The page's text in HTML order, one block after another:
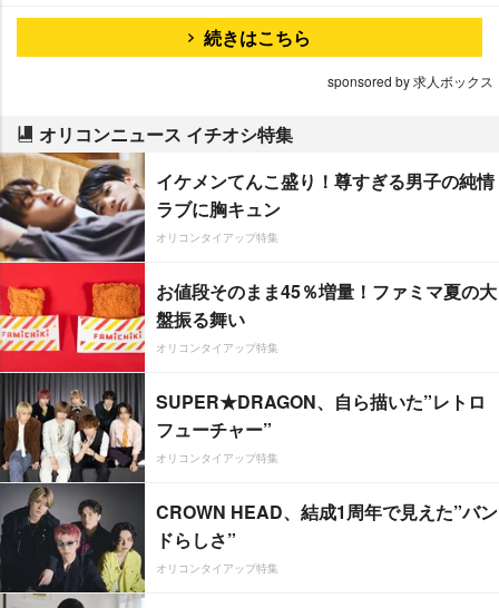
続きはこちら
sponsored by 求人ボックス
オリコンニュース イチオシ特集
イケメンてんこ盛り！尊すぎる男子の純情
ラブに胸キュン
オリコンタイアップ特集
お値段そのまま45％増量！ファミマ夏の大
盤振る舞い
オリコンタイアップ特集
SUPER★DRAGON、自ら描いた”レトロ
フューチャー”
オリコンタイアップ特集
CROWN HEAD、結成1周年で見えた”バン
ドらしさ”
オリコンタイアップ特集